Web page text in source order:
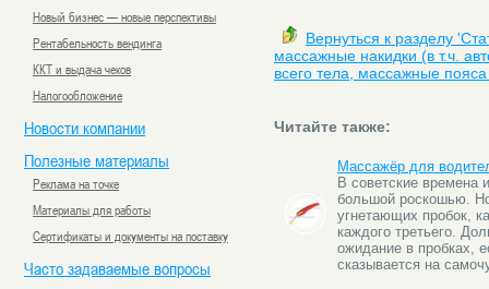
Новый бизнес — новые перспективы
Рентабельность вендинга
ККТ и выдача чеков
Налогообложение
Новости компании
Полезные материалы
Реклама на точке
Материалы для работы
Сертификаты и документы на поставку
Часто задаваемые вопросы
Вернуться к разделу
массажные накидки (в т.ч.
всего тела, массажные
Читайте также:
Массажёр для
В советские времена
большой роскошью.
угнетающих пробок,
каждого третьего.
ожидание в пробках,
сказывается на